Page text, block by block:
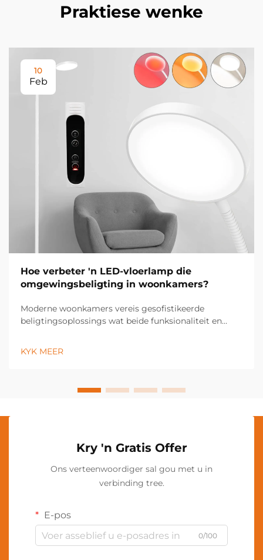
Praktiese wenke
10
Feb
Hoe verbeter 'n LED-vloerlamp die
omgewingsbeligting in woonkamers?
Moderne woonkamers vereis gesofistikeerde
beligtingsoplossings wat beide funksionaliteit en
atmosfeer van enige ruimte deur sy energie-
KYK MEER
Kry 'n Gratis Offer
Ons verteenwoordiger sal gou met u in
verbinding tree.
E-pos
0/100